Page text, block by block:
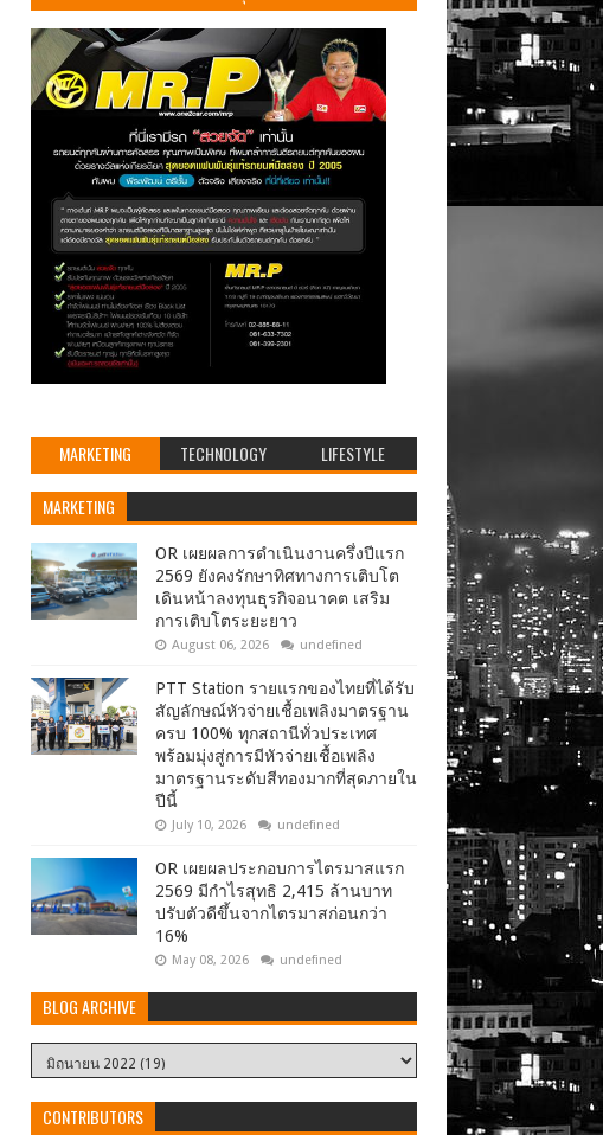
MARKETING TECHNOLOGY LIFESTYLE
MARKETING
OR เผยผลการดำเนินงานครึ่งปีแรก
2569 ยังคงรักษาทิศทางการเติบโต
เดินหน้าลงทุนธุรกิจอนาคต เสริม
การเติบโตระยะยาว
August 06, 2026 undefined
PTT Station รายแรกของไทยที่ได้รับ
สัญลักษณ์หัวจ่ายเชื้อเพลิงมาตรฐาน
ครบ 100% ทุกสถานีทั่วประเทศ
พร้อมมุ่งสู่การมีหัวจ่ายเชื้อเพลิง
มาตรฐานระดับสีทองมากที่สุดภายใน
ปีนี้
July 10, 2026 undefined
OR เผยผลประกอบการไตรมาสแรก
2569 มีกำไรสุทธิ 2,415 ล้านบาท
ปรับตัวดีขึ้นจากไตรมาสก่อนกว่า
16%
May 08, 2026 undefined
BLOG ARCHIVE
CONTRIBUTORS